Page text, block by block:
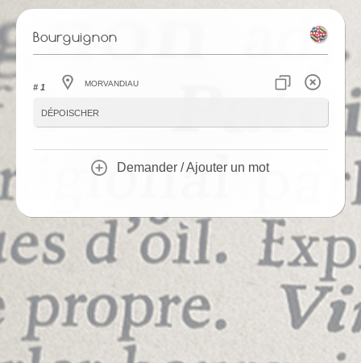
Bourguignon
# 1 Morvandiau
dépoischer
Demander / Ajouter un mot